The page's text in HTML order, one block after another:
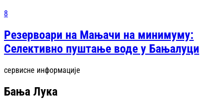
8
Резервоари на Мањачи на минимуму:
Селективно пуштање воде у Бањалуци
сервисне информације
Бања Лука